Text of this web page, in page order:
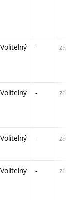
Volitelný - zá
Volitelný - zá
Volitelný - zá
Volitelný - zá